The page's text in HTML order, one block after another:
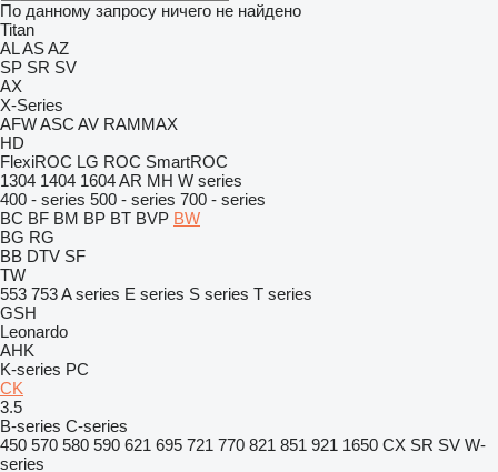
По данному запросу ничего не найдено
Titan
ALASAZ
SP SR SV
AX
X-Series
AFWASC AV RAMMAX
HD
FlexiROC LG ROC SmartROC
1304 1404 1604AR MH W series
400 - series 500 - series 700 - series
BC BF BM BP BT BVP BW
BG RG
BB DTV SF
TW
553 753A series E series S series T series
GSH
Leonardo
AHK
K-series PC
CK
3.5
B-series C-series
450 570 580 590 621 695 721 770 821 851 921 1650 CX SR SV W-
series